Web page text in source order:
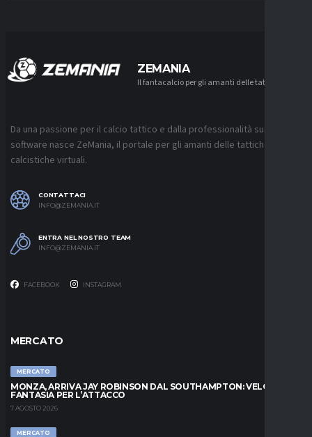
ZEMANIA
Il fantacalcio per gli amanti delle tattiche
Da una passione per il calcio tattico e dalla professionalità sui
software nasce ZeMania, il portale per gli amanti delle tattiche
calcistiche virtuali.
CONTATTACI
INFO@ZEMANIA.IT
ENTRA NEL NOSTRO TEAM
INFO@ZEMANIA.IT
FACEBOOK INSTAGRAM
MERCATO
MERCATO
MONZA, ARRIVA JAY ROBINSON DAL SOUTHAMPTON: VELOCITÀ E
FANTASIA PER L’ATTACCO
7 AGOSTO 2026
MERCATO